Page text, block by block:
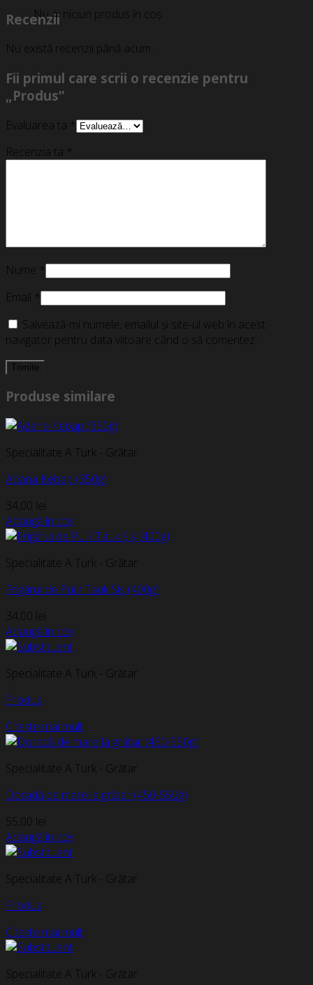
Nu ai niciun produs în coș.
Recenzii
Nu există recenzii până acum.
Fii primul care scrii o recenzie pentru
„Produs”
Evaluarea ta *
Recenzia ta *
Nume *
Email *
Salvează-mi numele, emailul și site-ul web în acest
navigator pentru data viitoare când o să comentez.
Produse similare
Specialitate A Turk - Grătar
Adana Kebap (350g)
34,00 lei
Adaugă în coș
Specialitate A Turk - Grătar
Frigărui de Pui / Tauk Șiș (400g)
34,00 lei
Adaugă în coș
Specialitate A Turk - Grătar
Produs
Citește mai mult
Specialitate A Turk - Grătar
Doradă de mare la grătar (450-550g)
55,00 lei
Adaugă în coș
Specialitate A Turk - Grătar
Produs
Citește mai mult
Specialitate A Turk - Grătar